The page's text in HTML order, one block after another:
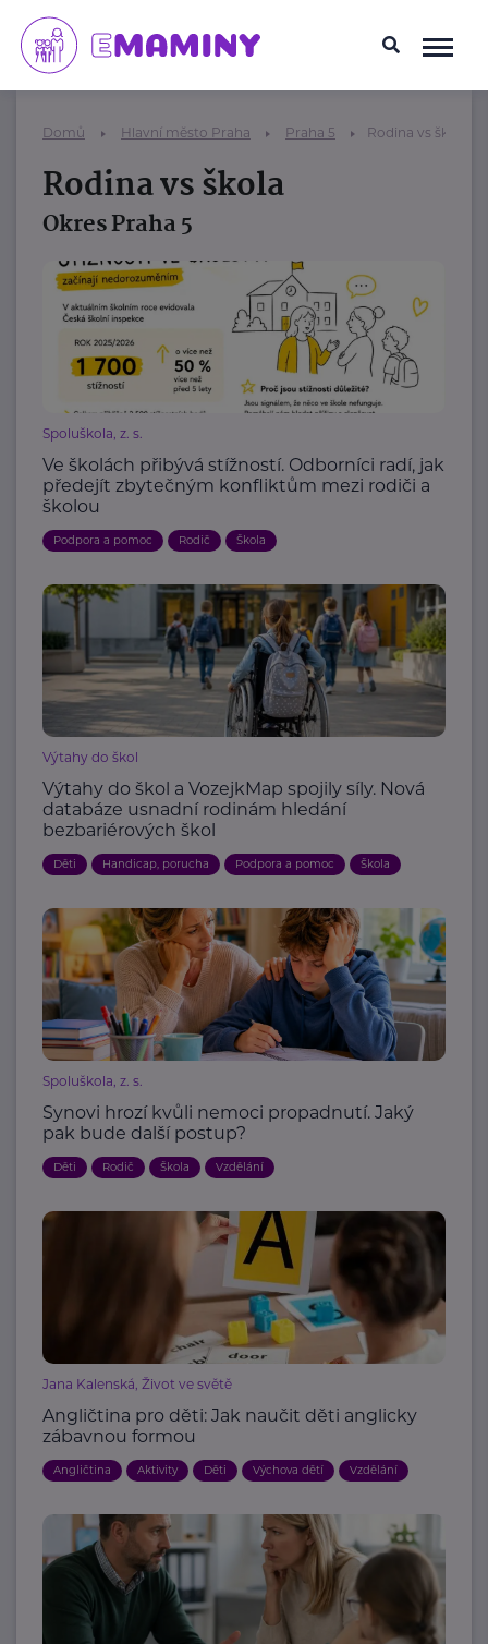
Domů Hlavní město Praha Praha 5 Rodina vs škola
Rodina vs škola
Okres Praha 5
Spoluškola, z. s.
Ve školách přibývá stížností. Odborníci radí, jak
předejít zbytečným konfliktům mezi rodiči a
školou
Podpora a pomoc Rodič Škola
Výtahy do škol
Výtahy do škol a VozejkMap spojily síly. Nová
databáze usnadní rodinám hledání
bezbariérových škol
Děti Handicap, porucha Podpora a pomoc Škola
Spoluškola, z. s.
Synovi hrozí kvůli nemoci propadnutí. Jaký
pak bude další postup?
Děti Rodič Škola Vzdělání
Jana Kalenská, Život ve světě
Angličtina pro děti: Jak naučit děti anglicky
zábavnou formou
Angličtina Aktivity Děti Výchova dětí Vzdělání